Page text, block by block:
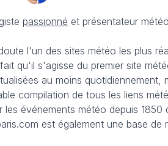
passionné et présentateur
l'un des sites météo les plus
qu'il s'agisse du premier site
au moins
compilation de tous les liens
les événements météo depuis
est également une base